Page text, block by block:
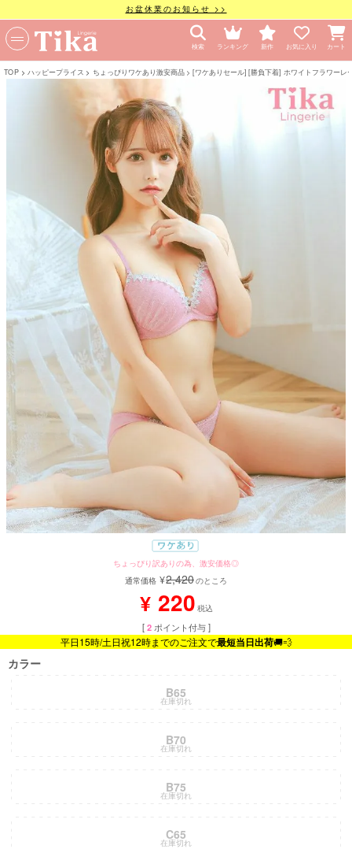
お盆休業のお知らせ >>
検索 ランキング 新作 お気に入り カート
TOP ハッピープライス ちょっぴりワケあり激安商品 [ワケありセール] [勝負下着] ホワイトフラワーレ
ちょっぴり訳ありの為、激安価格◎
通常価格 ¥2,420のところ
¥ 220 税込
[ 2 ポイント付与 ]
平日15時/土日祝12時までのご注文で最短当日出荷🚚💨
カラー
B65
在庫切れ
B70
在庫切れ
B75
在庫切れ
C65
在庫切れ